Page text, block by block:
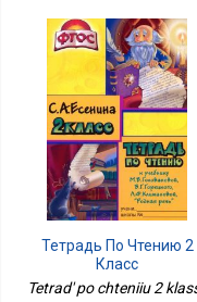
Тетрадь По Чтению 2
Класс
Tetrad' po chteniiu 2